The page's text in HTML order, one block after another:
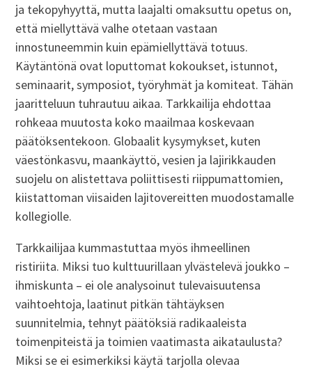
ja tekopyhyyttä, mutta laajalti omaksuttu opetus on,
että miellyttävä valhe otetaan vastaan
innostuneemmin kuin epämiellyttävä totuus.
Käytäntönä ovat loputtomat kokoukset, istunnot,
seminaarit, symposiot, työryhmät ja komiteat. Tähän
jaaritteluun tuhrautuu aikaa. Tarkkailija ehdottaa
rohkeaa muutosta koko maailmaa koskevaan
päätöksentekoon. Globaalit kysymykset, kuten
väestönkasvu, maankäyttö, vesien ja lajirikkauden
suojelu on alistettava poliittisesti riippumattomien,
kiistattoman viisaiden lajitovereitten muodostamalle
kollegiolle.
Tarkkailijaa kummastuttaa myös ihmeellinen
ristiriita. Miksi tuo kulttuurillaan ylvästelevä joukko –
ihmiskunta – ei ole analysoinut tulevaisuutensa
vaihtoehtoja, laatinut pitkän tähtäyksen
suunnitelmia, tehnyt päätöksiä radikaaleista
toimenpiteistä ja toimien vaatimasta aikataulusta?
Miksi se ei esimerkiksi käytä tarjolla olevaa